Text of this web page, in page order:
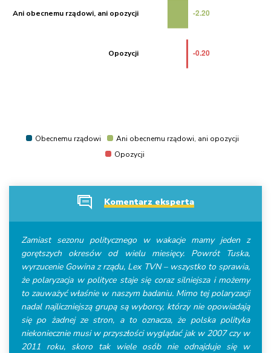
Obecnemu rządowi
Ani obecnemu rządowi, ani opozycji
Opozycji
Komentarz eksperta
Zamiast sezonu politycznego w wakacje mamy jeden z
gorętszych okresów od wielu miesięcy. Powrót Tuska,
wyrzucenie Gowina z rządu, Lex TVN – wszystko to sprawia,
że polaryzacja w polityce staje się coraz silniejsza i możemy
to zauważyć właśnie w naszym badaniu. Mimo tej polaryzacji
nadal najliczniejszą grupą są wyborcy, którzy nie opowiadają
się po żadnej ze stron, a to oznacza, że polska polityka
niekoniecznie musi w przyszłości wyglądać jak w 2007 czy w
2011 roku, skoro tak wiele osób nie odnajduje się w